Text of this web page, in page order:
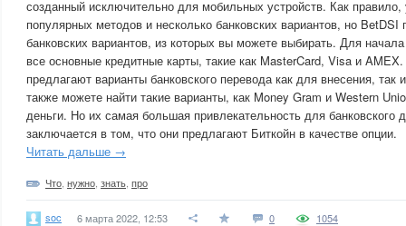
созданный исключительно для мобильных устройств. Как правило,
популярных методов и несколько банковских вариантов, но BetDSI
банковских вариантов, из которых вы можете выбирать. Для
все основные кредитные карты, такие как MasterCard, Visa и
предлагают варианты банковского перевода как для внесения,
также можете найти такие варианты, как Money Gram и Western
деньги. Но их самая большая привлекательность для банковского
заключается в том, что они предлагают Биткойн в качестве опции.
Читать дальше →
Что нужно знать про
soc 6 марта 2022, 12:53 0 1054